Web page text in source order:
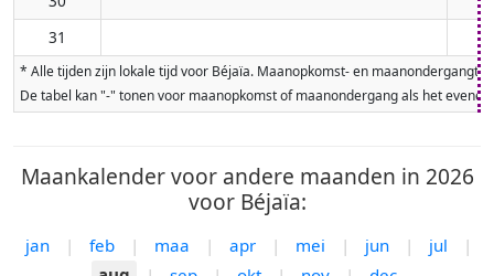
31
* Alle tijden zijn lokale tijd voor Béjaïa. Maanopkomst- en
De tabel kan "-" tonen voor maanopkomst of maanondergang als het
Maankalender voor andere maanden in 2026
voor Béjaïa:
jan | feb | maa | apr | mei | jun | jul
|